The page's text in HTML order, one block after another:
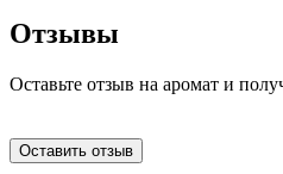
Отзывы
Оставьте отзыв на аромат и
Оставить отзыв